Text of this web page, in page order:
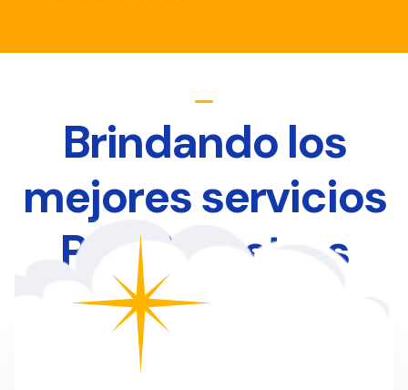
Brindando los
mejores servicios
Para Nuestros
Clientes